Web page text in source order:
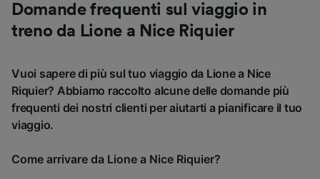
Domande frequenti sul viaggio in
treno da Lione a Nice Riquier
Vuoi sapere di più sul tuo viaggio da Lione a Nice
Riquier? Abbiamo raccolto alcune delle domande più
frequenti dei nostri clienti per aiutarti a pianificare il tuo
viaggio.
Come arrivare da Lione a Nice Riquier?